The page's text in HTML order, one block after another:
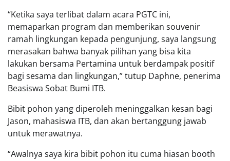
“Ketika saya terlibat dalam acara PGTC ini,
memaparkan program dan memberikan souvenir
ramah lingkungan kepada pengunjung, saya langsung
merasakan bahwa banyak pilihan yang bisa kita
lakukan bersama Pertamina untuk berdampak positif
bagi sesama dan lingkungan,” tutup Daphne, penerima
Beasiswa Sobat Bumi ITB.
Bibit pohon yang diperoleh meninggalkan kesan bagi
Jason, mahasiswa ITB, dan akan bertanggung jawab
untuk merawatnya.
“Awalnya saya kira bibit pohon itu cuma hiasan booth